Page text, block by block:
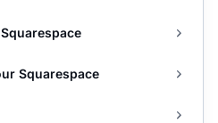
Squarespace